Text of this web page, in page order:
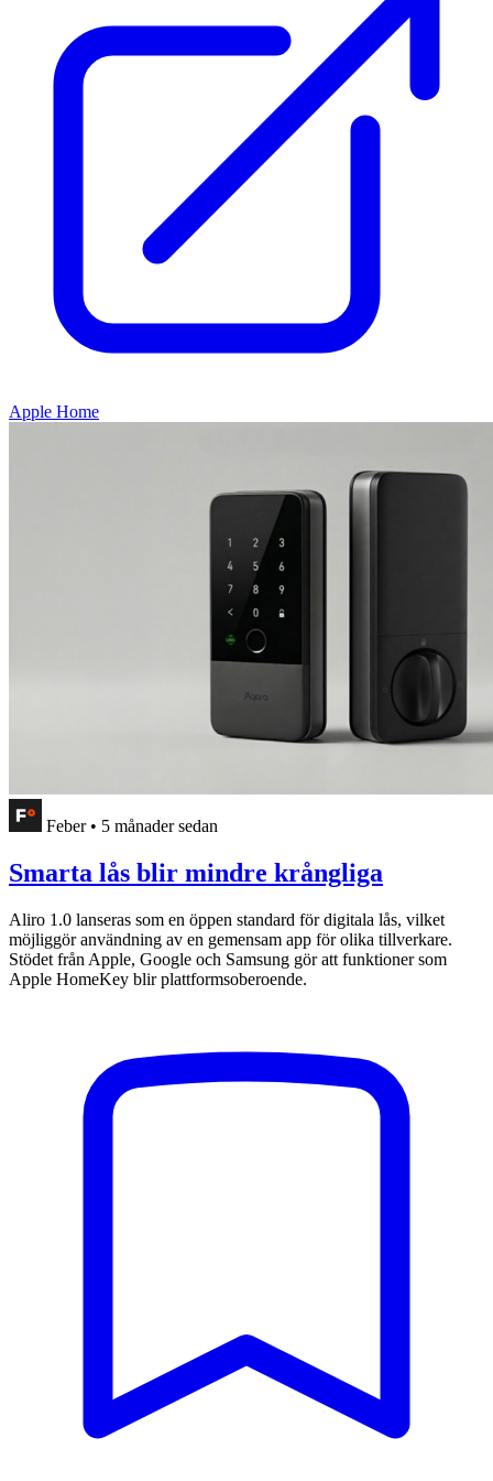
Apple Home
Feber • 5 månader sedan
Smarta lås blir mindre krångliga
Aliro 1.0 lanseras som en öppen standard för digitala lås, vilket
möjliggör användning av en gemensam app för olika tillverkare.
Stödet från Apple, Google och Samsung gör att funktioner som
Apple HomeKey blir plattformsoberoende.